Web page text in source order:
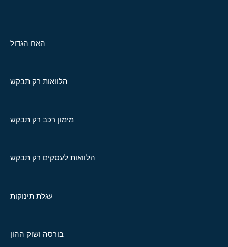
האח הגדול
הלוואות רק תבקש
מימון רכב רק תבקש
הלוואות לעסקים רק תבקש
עגלת תינוקות
בורסה ושוק ההון